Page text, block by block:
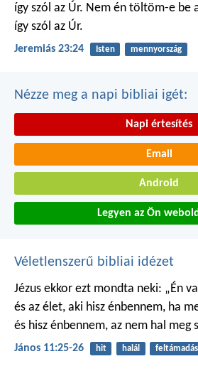
így szól az Úr. Nem én töltöm-e be
így szól az Úr.
Jeremiás 23:24 Isten mennyország
Nézze meg a napi bibliai igét:
Napi értesítés
Email
Android
Legyen az Ön
Véletlenszerű bibliai idézet
Jézus ekkor ezt mondta neki: „Én
és az élet, aki hisz énbennem, ha
és hisz énbennem, az nem hal meg
János 11:25-26 hit halál feltámadás